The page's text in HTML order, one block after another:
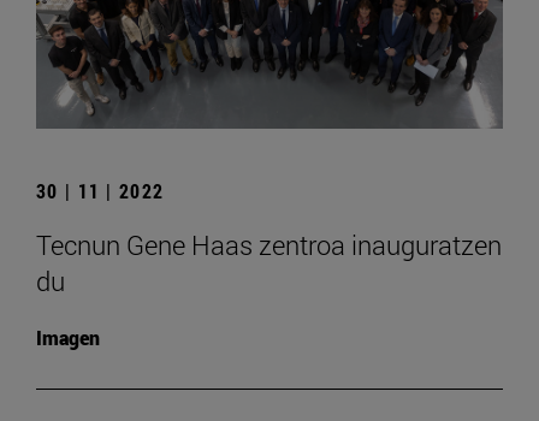
30 | 11 | 2022
Tecnun Gene Haas zentroa inauguratzen
du
Imagen